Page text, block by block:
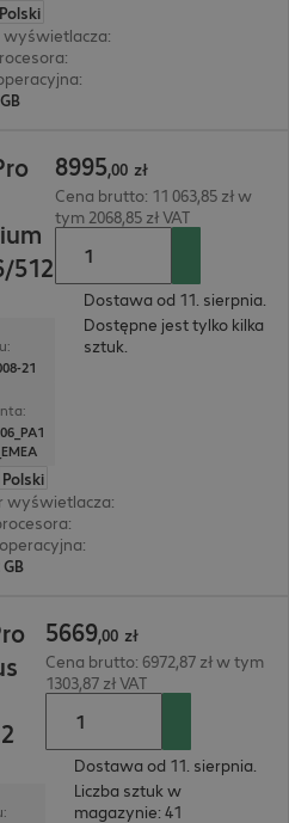
Polski
wyświetlacza:
:
:
512
21
Polski
wyświetlacza:
:
:
8995,00 zł
Cena brutto: 11 063,85 zł w
tym 2068,85 zł VAT
Dostawa od 11. sierpnia.
Dostępne jest tylko kilka
sztuk.
5669,00 zł
Cena brutto: 6972,87 zł w tym
1303,87 zł VAT
Dostawa od 11. sierpnia.
Liczba sztuk w
magazynie: 41